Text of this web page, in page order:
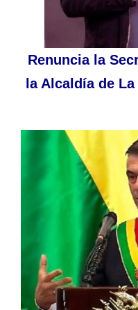
Renuncia la
la Alcaldía de